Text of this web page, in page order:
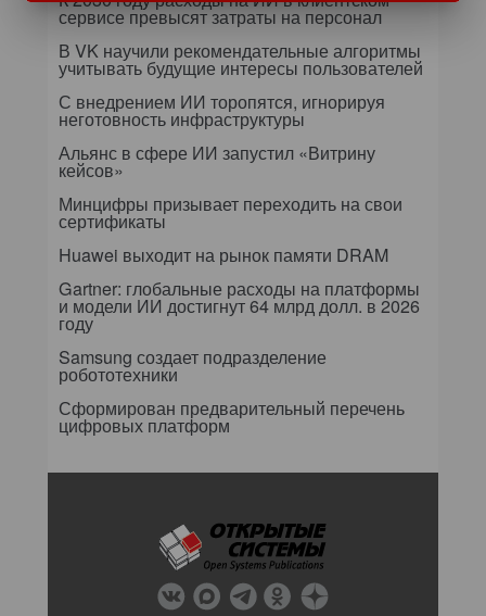
сервисе превысят затраты на персонал
В VK научили рекомендательные алгоритмы
учитывать будущие интересы пользователей
С внедрением ИИ торопятся, игнорируя
неготовность инфраструктуры
Альянс в сфере ИИ запустил «Витрину
кейсов»
Минцифры призывает переходить на свои
сертификаты
Huawei выходит на рынок памяти DRAM
Gartner: глобальные расходы на платформы
и модели ИИ достигнут 64 млрд долл. в 2026
году
Samsung создает подразделение
робототехники
Сформирован предварительный перечень
цифровых платформ